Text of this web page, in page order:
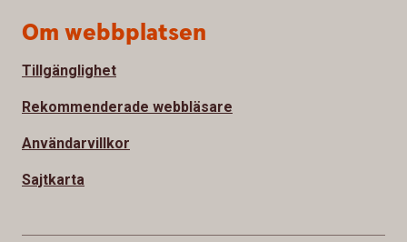
Om webbplatsen
Tillgänglighet
Rekommenderade webbläsare
Användarvillkor
Sajtkarta